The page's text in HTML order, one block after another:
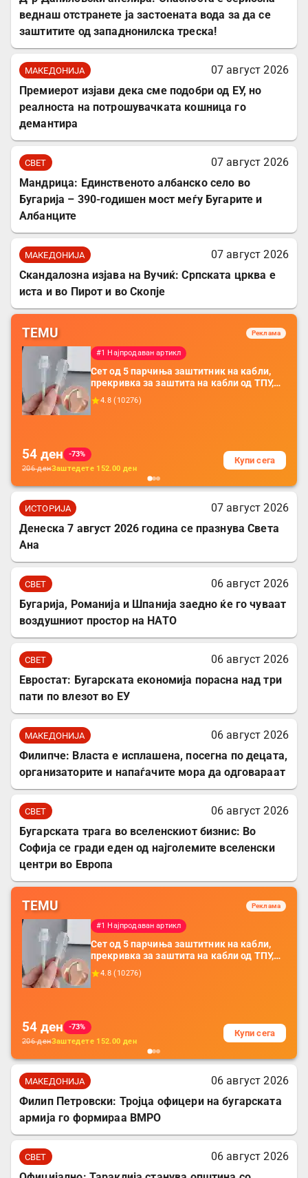
веднаш отстранете ја застоената вода за да се
заштитите од западнонилска треска!
МАКЕДОНИЈА
07 август 2026
Премиерот изјави дека сме подобри од ЕУ, но
реалноста на потрошувачката кошница го
демантира
СВЕТ
07 август 2026
Мандрица: Единственото албанско село во
Бугарија – 390-годишен мост меѓу Бугарите и
Албанците
МАКЕДОНИЈА
07 август 2026
Скандалозна изјава на Вучиќ: Српската црква е
иста и во Пирот и во Скопје
TEMU Реклама
#1 Најпродаван артикл
Сет од 5 парчиња заштитник на кабли,
прекривка за заштита на кабли од ТПУ,
додатоци за заштита на кабли, без
батерија, за мобилни телефони, комплет
4.8 ( 10276)
54 ден
-73%
206денЗаштедете 152.00 ден
Купи сега
ИСТОРИЈА
07 август 2026
Денеска 7 август 2026 година се празнува Света
Ана
СВЕТ
06 август 2026
Бугарија, Романија и Шпанија заедно ќе го чуваат
воздушниот простор на НАТО
СВЕТ
06 август 2026
Евростат: Бугарската економија порасна над три
пати по влезот во ЕУ
МАКЕДОНИЈА
06 август 2026
Филипче: Власта е исплашена, посегна по децата,
организаторите и напаѓачите мора да одговараат
СВЕТ
06 август 2026
Бугарската трага во вселенскиот бизнис: Во
Софија се гради еден од најголемите вселенски
центри во Европа
TEMU Реклама
#1 Најпродаван артикл
Сет од 5 парчиња заштитник на кабли,
прекривка за заштита на кабли од ТПУ,
додатоци за заштита на кабли, без
батерија, за мобилни телефони, комплет
4.8 ( 10276)
54 ден
-73%
206денЗаштедете 152.00 ден
Купи сега
МАКЕДОНИЈА
06 август 2026
Филип Петровски: Тројца офицери на бугарската
армија го формираа ВМРО
СВЕТ
06 август 2026